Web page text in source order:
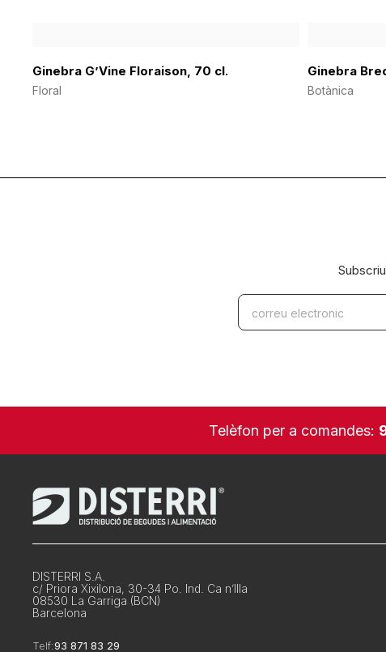
Ginebra G’Vine Floraison, 70 cl.
Floral
Ginebra
Botànica
Telèfon per a comandes:
DISTERRI S.A.
c/ Priora Xixilona, 30-34 Po. Ind. Ca n’Illa
08530 La Garriga (BCN)
Barcelona
Telf:93 871 83 29